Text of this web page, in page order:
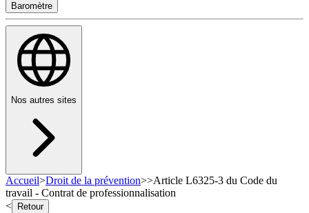
Baromètre
Nos autres sites
Accueil>Droit de la prévention>>Article L6325-3 du Code du
travail - Contrat de professionnalisation
<
Retour